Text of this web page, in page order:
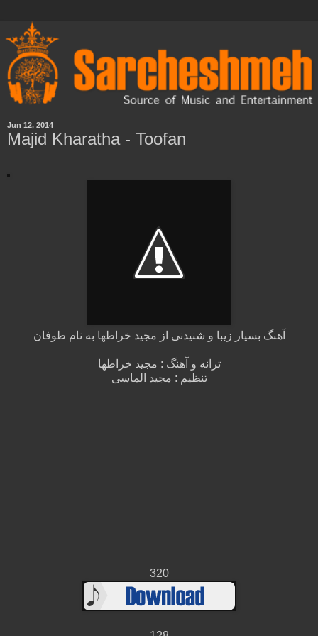
Jun 12, 2014
Majid Kharatha - Toofan
آهنگ بسیار زیبا و شنیدنی از مجید خراطها به نام طوفان
ترانه و آهنگ : مجید خراطها
تنظیم : مجید الماسی
320